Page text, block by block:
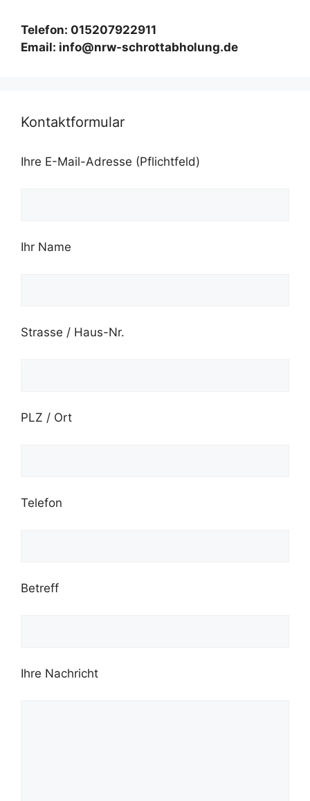
Telefon: 015207922911
Email: info@nrw-schrottabholung.de
Kontaktformular
Ihre E-Mail-Adresse (Pflichtfeld)
Ihr Name
Strasse / Haus-Nr.
PLZ / Ort
Telefon
Betreff
Ihre Nachricht